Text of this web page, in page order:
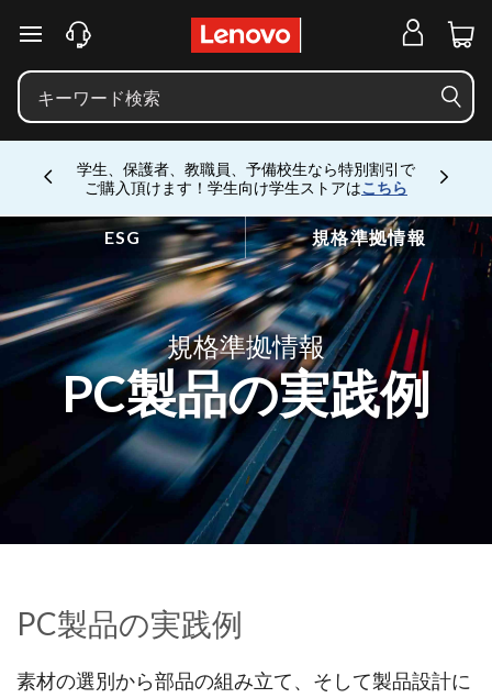
メインコンテンツにスキップする
学生、保護者、教職員、予備校生なら特別割引で
ご購入頂けます！学生向け学生ストアはこちら
Currently displaying item 4 of
ESG 規格準拠情報
規格準拠情報
PC製品の実践例
PC製品の実践例
素材の選別から部品の組み立て、そして製品設計に